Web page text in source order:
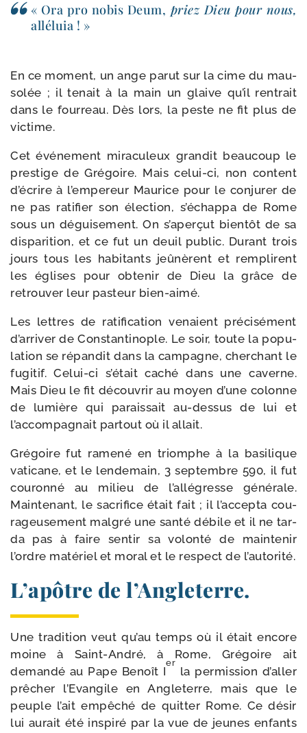
« Ora pro nobis Deum, priez Dieu pour nous,
allé­luia ! »
En ce moment, un ange parut sur la cime du mau­
so­lée ; il tenait à la main un glaive qu’il ren­trait
dans le four­reau. Dès lors, la peste ne fit plus de
victime.
Cet évé­ne­ment mira­cu­leux gran­dit beau­coup le
pres­tige de Grégoire. Mais celui-​ci, non content
d’écrire à l’empereur Maurice pour le conju­rer de
ne pas rati­fier son élec­tion, s’échappa de Rome
sous un dégui­se­ment. On s’aperçut bien­tôt de sa
dis­pa­ri­tion, et ce fut un deuil public. Durant trois
jours tous les habi­tants jeû­nèrent et rem­plirent
les églises pour obte­nir de Dieu la grâce de
retrou­ver leur pas­teur bien-aimé.
Les lettres de rati­fi­ca­tion venaient pré­ci­sé­ment
d’arriver de Constantinople. Le soir, toute la popu­
la­tion se répan­dit dans la cam­pagne, cher­chant le
fugi­tif. Celui-​ci s’était caché dans une caverne.
Mais Dieu le fit décou­vrir au moyen d’une colonne
de lumière qui parais­sait au-​dessus de lui et
l’accompagnait par­tout où il allait.
Grégoire fut rame­né en triomphe à la basi­lique
vati­cane, et le len­de­main, 3 sep­tembre 590, il fut
cou­ron­né au milieu de l’allégresse géné­rale.
Maintenant, le sacri­fice était fait ; il l’accepta cou­
ra­geu­se­ment mal­gré une san­té débile et il ne tar­
da pas à faire sen­tir sa volon­té de main­te­nir
l’ordre maté­riel et moral et le res­pect de l’autorité.
L’apôtre de l’Angleterre.
Une tra­di­tion veut qu’au temps où il était encore
moine à Saint-​André, à Rome, Grégoire ait
deman­dé au Pape Benoît I
er
la per­mis­sion d’aller
prê­cher l’Evangile en Angleterre, mais que le
peuple l’ait empê­ché de quit­ter Rome. Ce désir
lui aurait été ins­pi­ré par la vue de jeunes enfants